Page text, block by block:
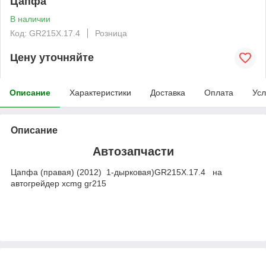
В наличии
Код: GR215X.17.4
Розница
Цену уточняйте
Описание Характеристики Доставка Оплата
Описание
Автозапчасти
Цапфа (правая) (2012) 1-дырковая)GR215X.17.4 на
автогрейдер xcmg gr215